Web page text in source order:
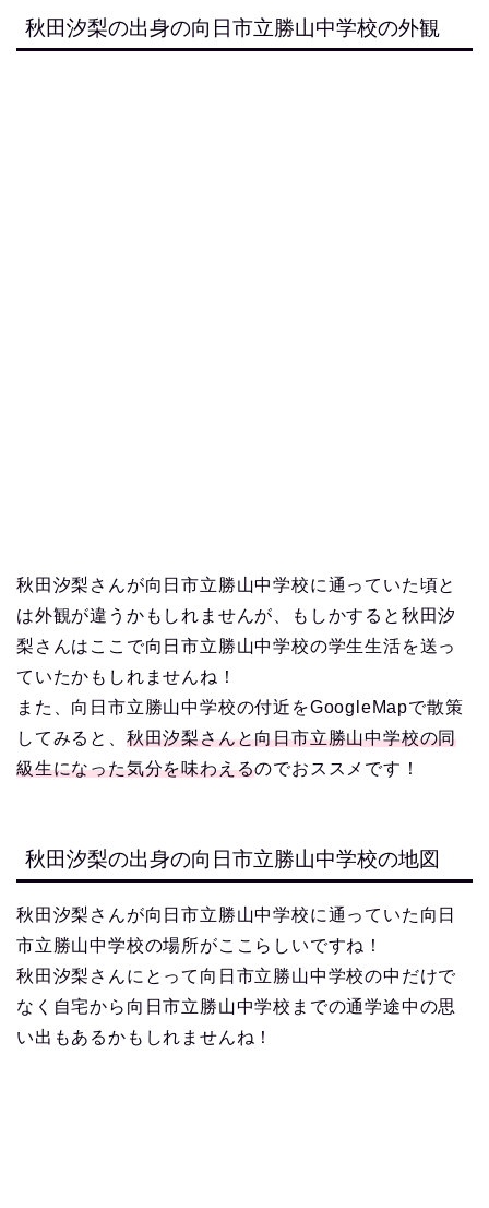
秋田汐梨の出身の向日市立勝山中学校の外観
秋田汐梨さんが向日市立勝山中学校に通っていた頃と
は外観が違うかもしれませんが、もしかすると秋田汐
梨さんはここで向日市立勝山中学校の学生生活を送っ
ていたかもしれませんね！
また、向日市立勝山中学校の付近をGoogleMapで散策
してみると、 秋田汐梨さんと向日市立勝山中学校の同
級生になった気分を味わえるのでおススメです！
秋田汐梨の出身の向日市立勝山中学校の地図
秋田汐梨さんが向日市立勝山中学校に通っていた向日
市立勝山中学校の場所がここらしいですね！
秋田汐梨さんにとって向日市立勝山中学校の中だけで
なく自宅から向日市立勝山中学校までの通学途中の思
い出もあるかもしれませんね！